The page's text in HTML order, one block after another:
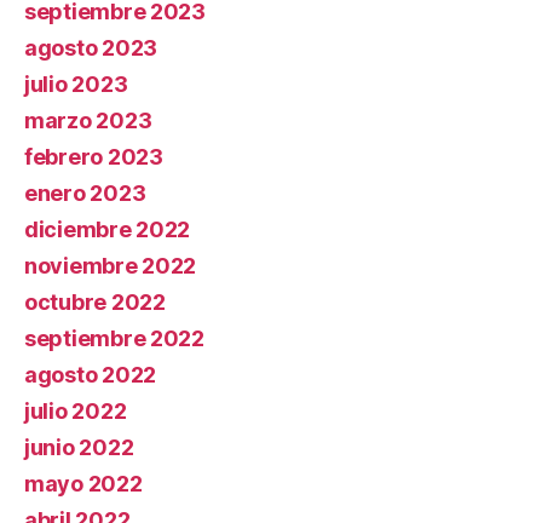
septiembre 2023
agosto 2023
julio 2023
marzo 2023
febrero 2023
enero 2023
diciembre 2022
noviembre 2022
octubre 2022
septiembre 2022
agosto 2022
julio 2022
junio 2022
mayo 2022